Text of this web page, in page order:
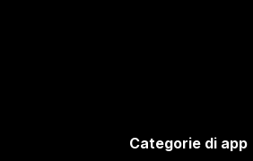
Categorie di app